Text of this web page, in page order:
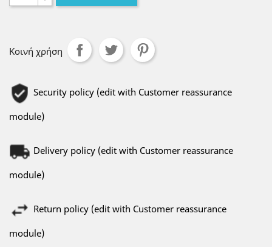
Κοινή χρήση
Security policy (edit with Customer reassurance
module)
Delivery policy (edit with Customer reassurance
module)
Return policy (edit with Customer reassurance
module)